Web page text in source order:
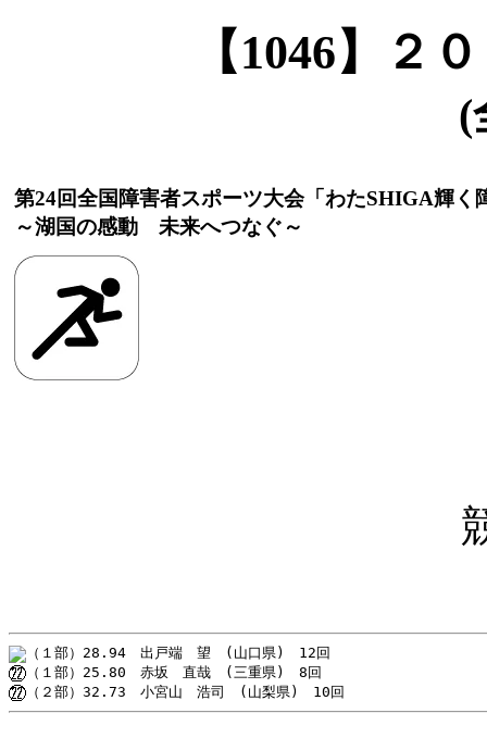
【1046】
(
第24回全国障害者スポーツ大会「わたSHIGA輝
～湖国の感動 未来へつなぐ～